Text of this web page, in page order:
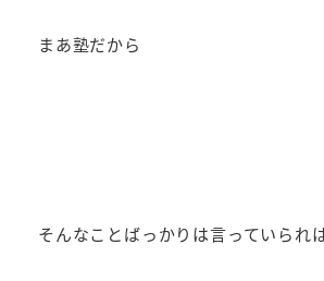
まあ塾だから
そんなことばっかりは言っていられ